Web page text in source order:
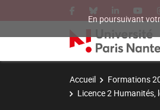
En poursuivant
Accueil Formations
Licence 2 Humanités,